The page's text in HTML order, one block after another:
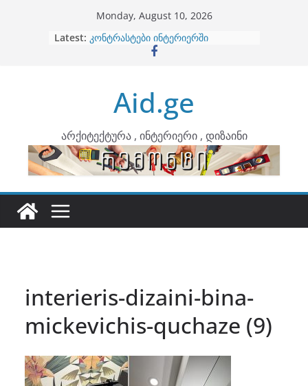
Monday, August 10, 2026
Latest: ბინების გაერთიანება
კონტრასტები ინტერიერში
ინტერიერის დიზიანი
არტემიდი წარმოგიდგენთ
Aid.ge
არქიტექტურა , ინტერიერი , დიზაინი
interieris-dizaini-bina-
mickevichis-quchaze (9)